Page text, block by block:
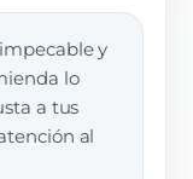
y
lo
a tus
al